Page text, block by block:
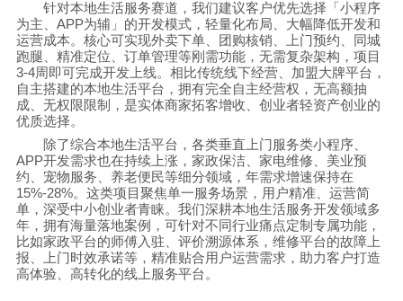
针对本地生活服务赛道，我们建议客户优先选择「小程序
为主、APP为辅」的开发模式，轻量化布局、大幅降低开发和
运营成本。核心可实现外卖下单、团购核销、上门预约、同城
跑腿、精准定位、订单管理等刚需功能，无需复杂架构，项目
3-4周即可完成开发上线。相比传统线下经营、加盟大牌平台，
自主搭建的本地生活平台，拥有完全自主经营权，无高额抽
成、无权限限制，是实体商家拓客增收、创业者轻资产创业的
优质选择。
除了综合本地生活平台，各类垂直上门服务类小程序、
APP开发需求也在持续上涨，家政保洁、家电维修、美业预
约、宠物服务、养老便民等细分领域，年需求增速保持在
15%-28%。这类项目聚焦单一服务场景，用户精准、运营简
单，深受中小创业者青睐。我们深耕本地生活服务开发领域多
年，拥有海量落地案例，可针对不同行业痛点定制专属功能，
比如家政平台的师傅入驻、评价溯源体系，维修平台的故障上
报、上门时效承诺等，精准贴合用户运营需求，助力客户打造
高体验、高转化的线上服务平台。